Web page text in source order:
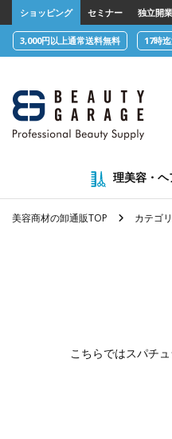
text.skipToContent
text.skipToNavigation
ショッピング セミナー 独立開業
3,000円以上通常送料無料 17時
理美容・ヘ
美容商材の卸通販TOP カテゴ
こちらではスパチ